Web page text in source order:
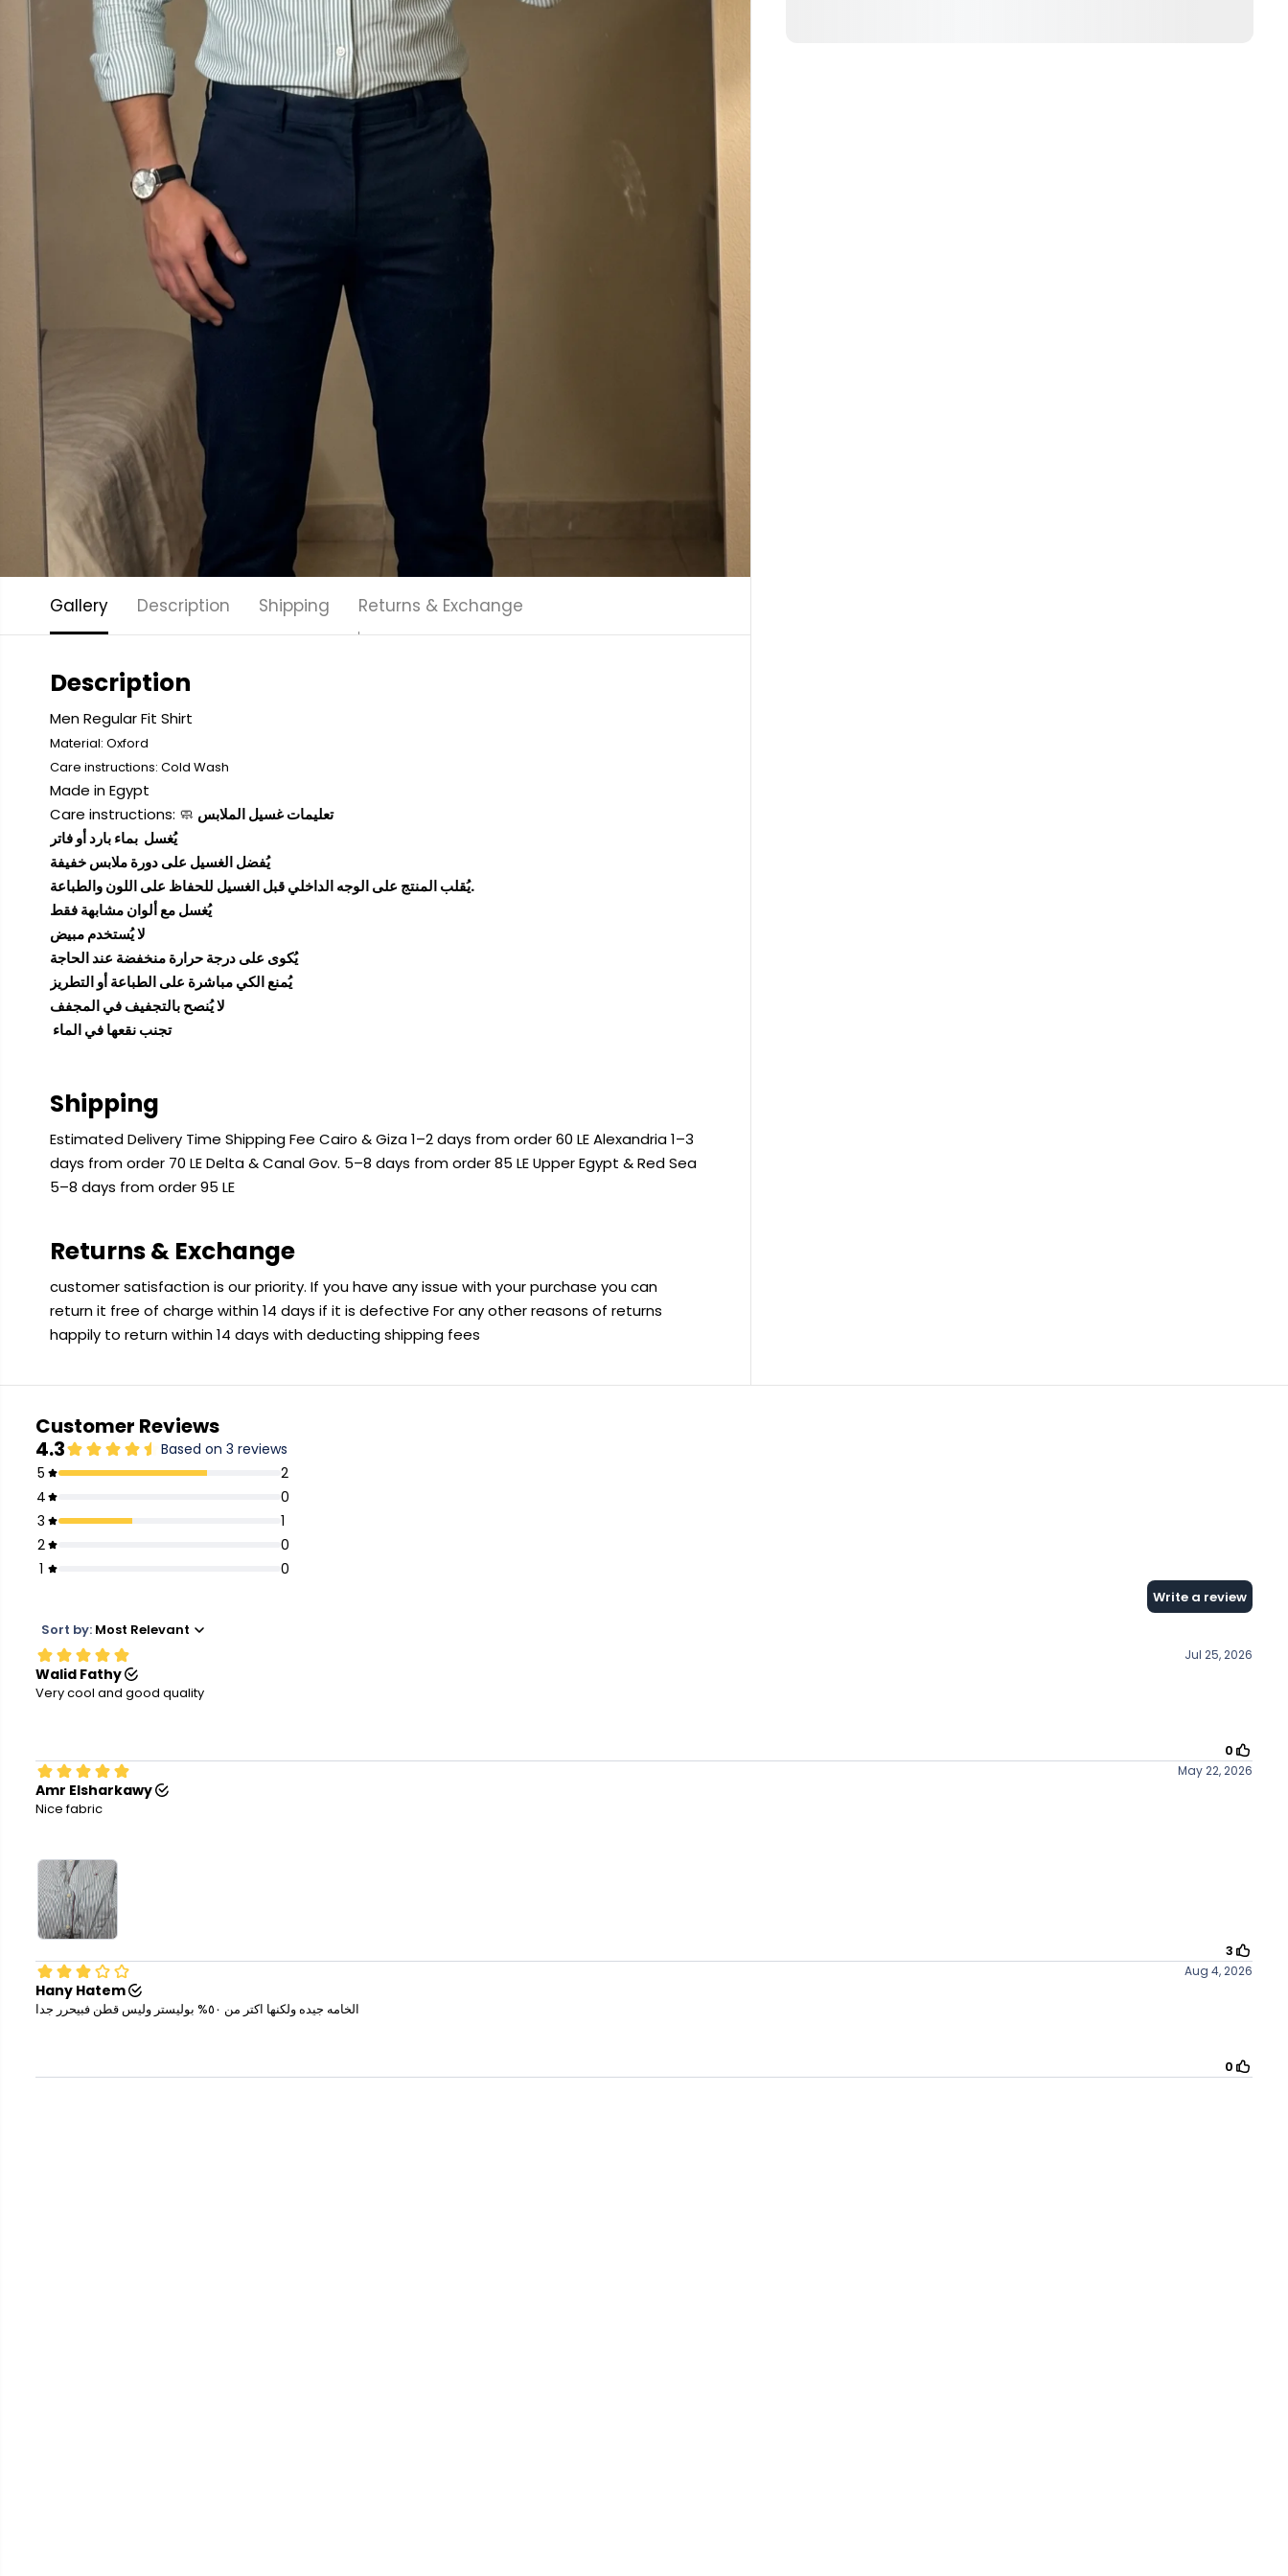
Gallery Description Shipping Returns & Exchange
Description
Men Regular Fit Shirt
Material: Oxford
Care instructions: Cold Wash
Made in Egypt
Care instructions: 🧼 تعليمات غسيل الملابس
يُغسل بماء بارد أو فاتر
يُفضل الغسيل على دورة ملابس خفيفة
يُقلب المنتج على الوجه الداخلي قبل الغسيل للحفاظ على اللون والطباعة.
يُغسل مع ألوان مشابهة فقط
لا يُستخدم مبيض
يُكوى على درجة حرارة منخفضة عند الحاجة
يُمنع الكي مباشرة على الطباعة أو التطريز
لا يُنصح بالتجفيف في المجفف
تجنب نقعها في الماء
Shipping
Estimated Delivery Time Shipping Fee Cairo & Giza 1–2 days from order 60 LE Alexandria 1–3
days from order 70 LE Delta & Canal Gov. 5–8 days from order 85 LE Upper Egypt & Red Sea
5–8 days from order 95 LE
Returns & Exchange
customer satisfaction is our priority. If you have any issue with your purchase you can
return it free of charge within 14 days if it is defective For any other reasons of returns
happily to return within 14 days with deducting shipping fees